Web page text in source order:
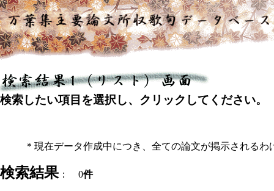
検索したい項目を選択し、クリックしてください。
＊現在データ作成中につき、全ての論文が掲示されるわ
検索結果 ： 0件